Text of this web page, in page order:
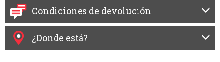
Condiciones de devolución
¿Donde está?